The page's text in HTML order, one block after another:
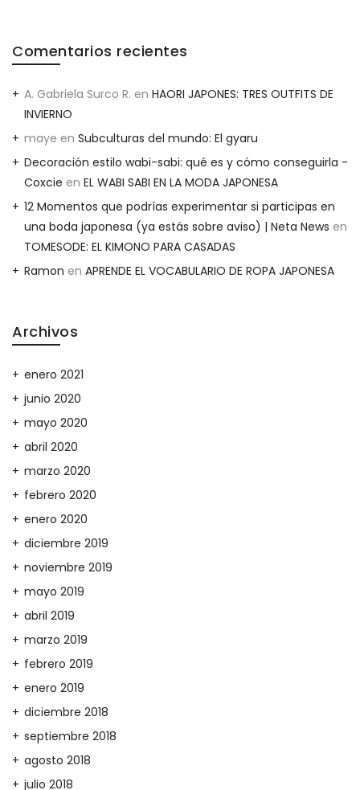
Comentarios recientes
A. Gabriela Surco R. en HAORI JAPONES: TRES OUTFITS DE
INVIERNO
maye en Subculturas del mundo: El gyaru
Decoración estilo wabi-sabi: qué es y cómo conseguirla -
Coxcie en EL WABI SABI EN LA MODA JAPONESA
12 Momentos que podrías experimentar si participas en
una boda japonesa (ya estás sobre aviso) | Neta News en
TOMESODE: EL KIMONO PARA CASADAS
Ramon en APRENDE EL VOCABULARIO DE ROPA JAPONESA
Archivos
enero 2021
junio 2020
mayo 2020
abril 2020
marzo 2020
febrero 2020
enero 2020
diciembre 2019
noviembre 2019
mayo 2019
abril 2019
marzo 2019
febrero 2019
enero 2019
diciembre 2018
septiembre 2018
agosto 2018
julio 2018